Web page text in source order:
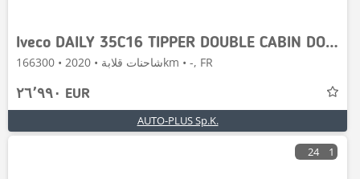
Iveco DAILY 35C16 TIPPER DOUBLE CABIN DOKA 6 SEATS
شاحنات قلابة • 2020 • 166300km • -, FR
٢٦٬٩٩٠ EUR
AUTO-PLUS Sp.K.
24 1